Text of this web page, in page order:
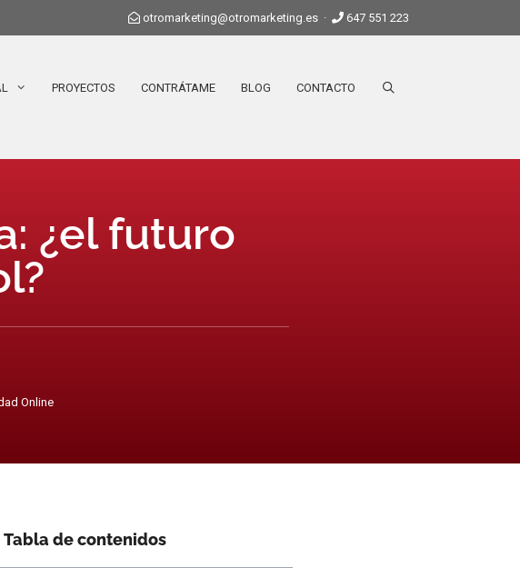
otromarketing@otromarketing.es · 647 551 223
PROYECTOS CONTRÁTAME BLOG CONTACTO
¿el futuro
Online
Tabla de contenidos